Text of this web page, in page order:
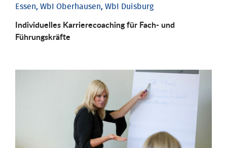
Essen, WbI Oberhausen, WbI Duisburg
Individu­elles Karrierecoaching für Fach-­ und
Führungs­kräfte